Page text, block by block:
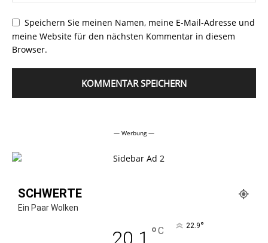
Speichern Sie meinen Namen, meine E-Mail-Adresse und
meine Website für den nächsten Kommentar in diesem
Browser.
— Werbung —
SCHWERTE
Ein Paar Wolken
°C 22.9°